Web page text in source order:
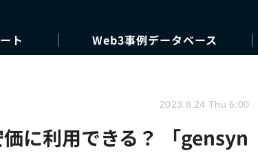
ト Web3事例データベース
に利用できる？ 「gensyn
2023.8.24 Thu 6:00